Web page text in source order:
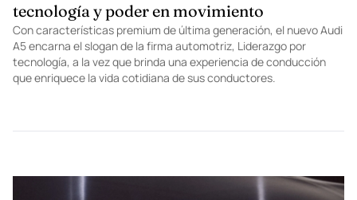
tecnología y poder en movimiento
Con características premium de última generación, el nuevo Audi
A5 encarna el slogan de la firma automotriz, Liderazgo por
tecnología, a la vez que brinda una experiencia de conducción
que enriquece la vida cotidiana de sus conductores.